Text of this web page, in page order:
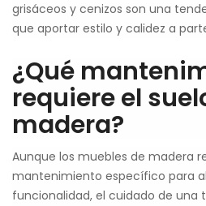
grisáceos y cenizos son una
que aportar estilo y calidez a
¿Qué
requiere el
madera?
Aunque los muebles de madera
mantenimiento específico para
funcionalidad, el cuidado de una